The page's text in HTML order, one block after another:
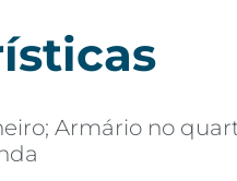
Armário no